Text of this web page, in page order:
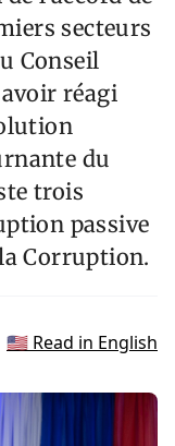
secteurs
Conseil
réagi
du
trois
passive
Corruption.
🇺🇸 Read in English